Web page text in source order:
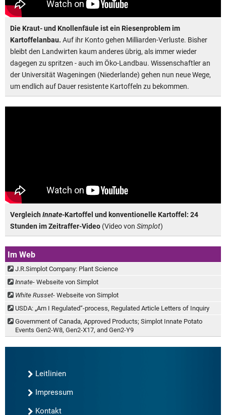
Die Kraut- und Knollenfäule ist ein Riesenproblem im
Kartoffelanbau. Auf ihr Konto gehen Milliarden-Verluste. Bisher
bleibt den Landwirten kaum anderes übrig, als immer wieder
dagegen zu spritzen - auch im Öko-Landbau. Wissenschaftler an
der Universität Wageningen (Niederlande) gehen nun neue Wege,
um endlich auf Dauer resistente Kartoffeln zu bekommen.
VergleichInnate-Kartoffel und konventionelle Kartoffel: 24
Stunden im Zeitraffer-Video (Video von Simplot)
Im Web
J.R.Simplot Company: Plant Science
Innate- Webseite von Simplot
White Russet- Webseite von Simplot
USDA: „Am I Regulated“-process, Regulated Article Letters of Inquiry
Government of Canada, Approved Products; Simplot Innate Potato
Events Gen2-W8, Gen2-X17, and Gen2-Y9
Leitlinien
Impressum
Kontakt